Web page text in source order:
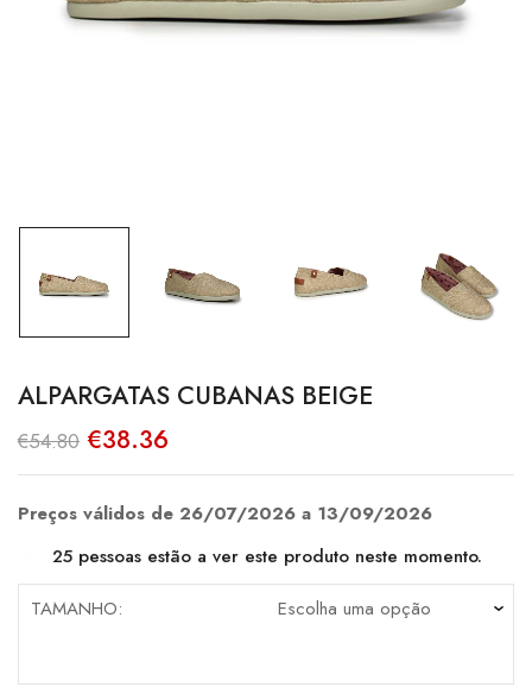
ALPARGATAS CUBANAS BEIGE
€54.80 O
preço
original
€54.80.
€38.36
atual
€38.36.
Preços válidos de 26/07/2026 a 13/09/2026
25 pessoas estão a ver este produto neste momento.
TAMANHO